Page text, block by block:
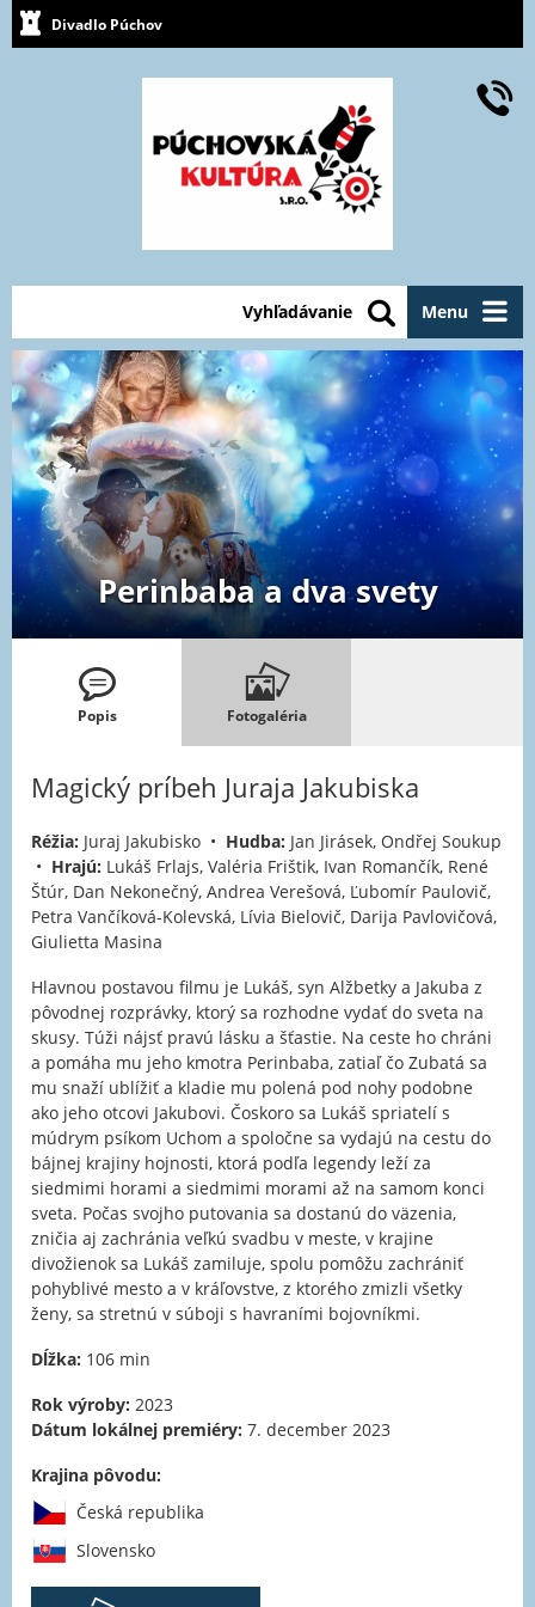
Divadlo Púchov
Menu
Vyhľadávanie
Perinbaba a dva svety
Popis Fotogaléria
Magický príbeh Juraja Jakubiska
Réžia: Juraj Jakubisko • Hudba: Jan Jirásek, Ondřej Soukup
• Hrajú: Lukáš Frlajs, Valéria Frištik, Ivan Romančík, René
Štúr, Dan Nekonečný, Andrea Verešová, Ľubomír Paulovič,
Petra Vančíková-Kolevská, Lívia Bielovič, Darija Pavlovičová,
Giulietta Masina
Hlavnou postavou filmu je Lukáš, syn Alžbetky a Jakuba z
pôvodnej rozprávky, ktorý sa rozhodne vydať do sveta na
skusy. Túži nájsť pravú lásku a šťastie. Na ceste ho chráni
a pomáha mu jeho kmotra Perinbaba, zatiaľ čo Zubatá sa
mu snaží ublížiť a kladie mu polená pod nohy podobne
ako jeho otcovi Jakubovi. Čoskoro sa Lukáš spriatelí s
múdrym psíkom Uchom a spoločne sa vydajú na cestu do
bájnej krajiny hojnosti, ktorá podľa legendy leží za
siedmimi horami a siedmimi morami až na samom konci
sveta. Počas svojho putovania sa dostanú do väzenia,
zničia aj zachránia veľkú svadbu v meste, v krajine
divožienok sa Lukáš zamiluje, spolu pomôžu zachrániť
pohyblivé mesto a v kráľovstve, z ktorého zmizli všetky
ženy, sa stretnú v súboji s havraními bojovníkmi.
Dĺžka: 106 min
Rok výroby: 2023
Dátum lokálnej premiéry: 7. december 2023
Krajina pôvodu:
Česká republika
Slovensko